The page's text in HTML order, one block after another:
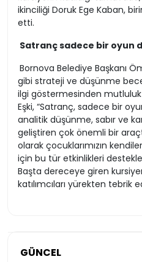
GÜNCEL
ikinciliği Doruk Ege Kaban,
etti.
Satranç sadece bir oyun
Bornova Belediye Başkanı
gibi strateji ve düşünme
ilgi göstermesinden mutluluk
Eşki, “Satranç, sadece bir
analitik düşünme, sabır ve
geliştiren çok önemli bir
olarak çocuklarımızın
için bu tür etkinlikleri
Başta dereceye giren
katılımcıları yürekten tebrik